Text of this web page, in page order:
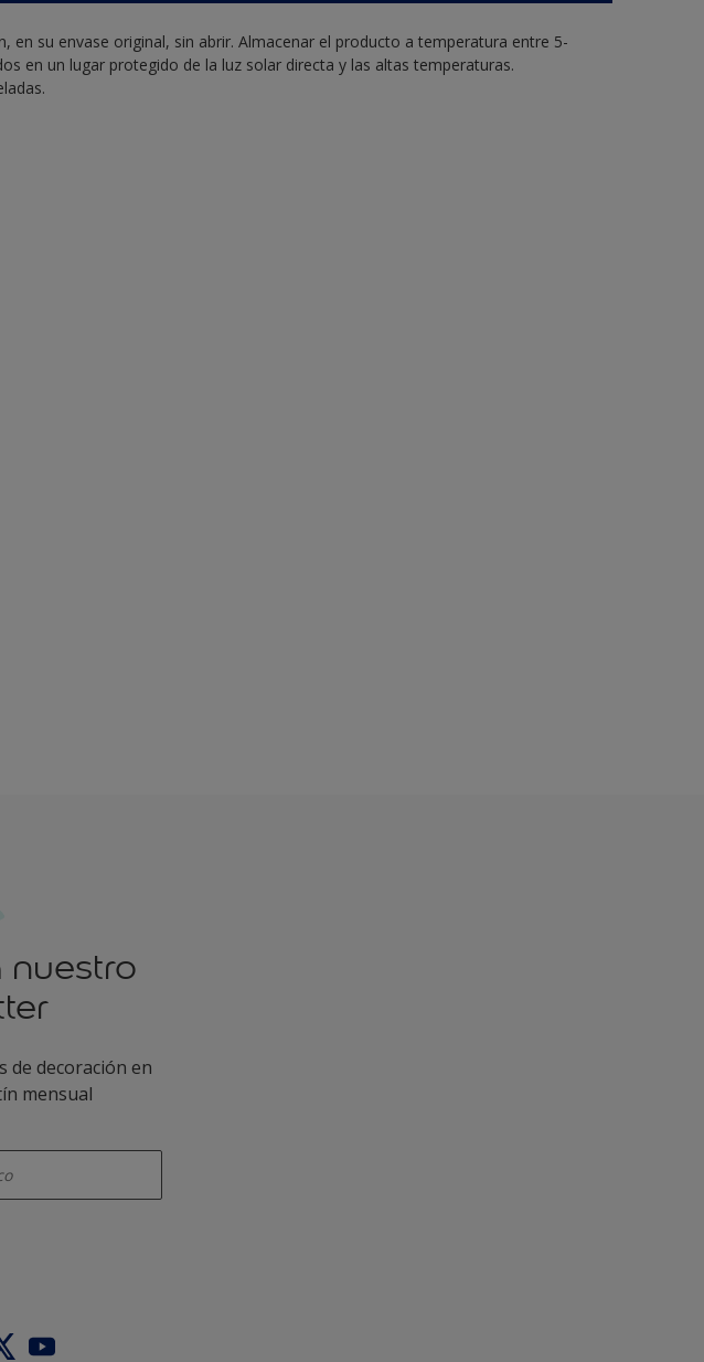
en su envase original, sin abrir. Almacenar el producto a temperatura entre 5-
en un lugar protegido de la luz solar directa y las altas temperaturas.
nuestro
de decoración en
mensual